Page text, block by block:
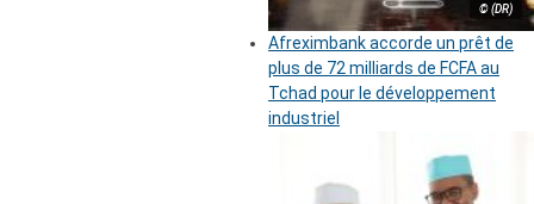
© (DR)
Afreximbank accorde un prêt de
plus de 72 milliards de FCFA au
Tchad pour le développement
industriel